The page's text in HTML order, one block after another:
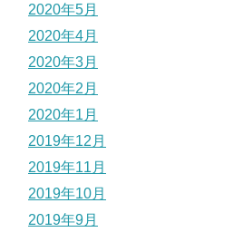
2020年5月
2020年4月
2020年3月
2020年2月
2020年1月
2019年12月
2019年11月
2019年10月
2019年9月